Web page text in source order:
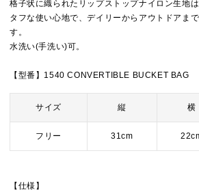
格子状に織られたリップストップナイロン生地
タフな使い心地で、デイリーからアウトドアま
す。
水洗い(手洗い)可。
【型番】1540 CONVERTIBLE BUCKET BAG
サイズ 縦 横
フリー 31cm
【仕様】